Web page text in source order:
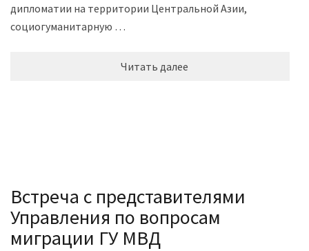
дипломатии на территории Центральной Азии,
социогуманитарную …
Читать далее
Встреча с представителями
Управления по вопросам
миграции ГУ МВД